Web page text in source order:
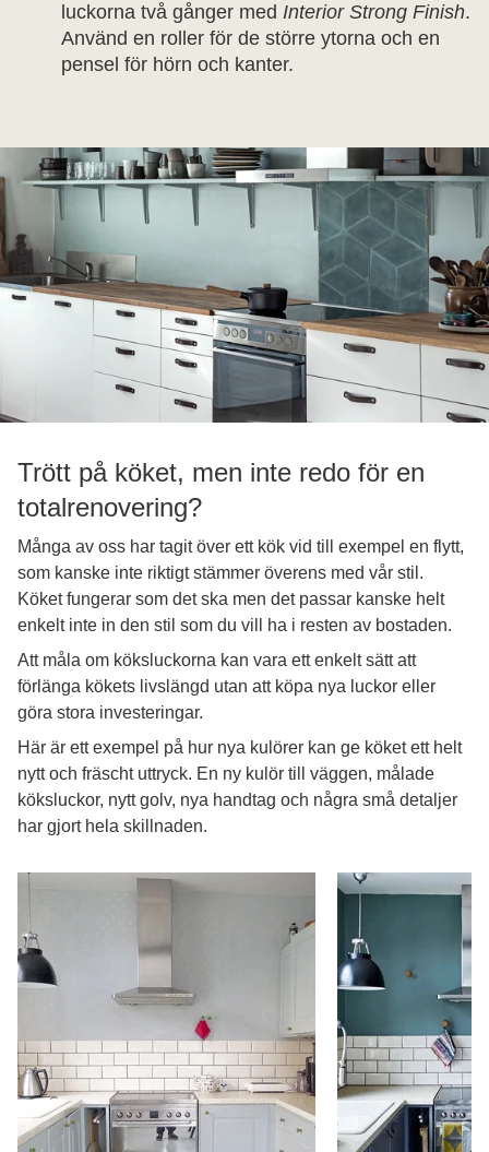
luckorna två gånger med Interior Strong Finish.
Använd en roller för de större ytorna och en
pensel för hörn och kanter.
Trött på köket, men inte redo för en
totalrenovering?
Många av oss har tagit över ett kök vid till exempel en flytt,
som kanske inte riktigt stämmer överens med vår stil.
Köket fungerar som det ska men det passar kanske helt
enkelt inte in den stil som du vill ha i resten av bostaden.
Att måla om köksluckorna kan vara ett enkelt sätt att
förlänga kökets livslängd utan att köpa nya luckor eller
göra stora investeringar.
Här är ett exempel på hur nya kulörer kan ge köket ett helt
nytt och fräscht uttryck. En ny kulör till väggen, målade
köksluckor, nytt golv, nya handtag och några små detaljer
har gjort hela skillnaden.